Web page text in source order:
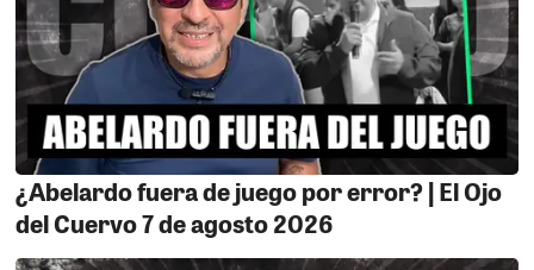
la candidatura de Acción Popular a la alcaldía
provincial. Y decimos “por ahora” porque este proceso
huele mal desde el inicio. Los comicios internos del
domingo 17, donde se eligió a los delegados que
terminaron entronizando a este vendehumo, ya fueron
impugnados y la pelea recién comienza. Que no
descorche champán ni mande a imprimir afiches
todavía. Los grupos que cuestionan este proceso
aseguran que irán hasta el final y no sería la primera
¿Abelardo fuera de juego por error? | El Ojo
del Cuervo 7 de agosto 2026